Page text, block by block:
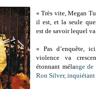
« Très vite, Megan
il est, et la seule
est de savoir lequel
« Pas d’enquête,
violence va
étonnant mélange
Ron Silver,